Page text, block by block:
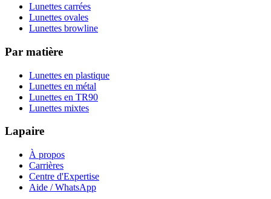
Lunettes carrées
Lunettes ovales
Lunettes browline
Par matière
Lunettes en plastique
Lunettes en métal
Lunettes en TR90
Lunettes mixtes
Lapaire
À propos
Carrières
Centre d'Expertise
Aide / WhatsApp